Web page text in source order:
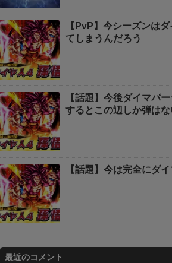
【PvP】今シーズンは
てしまうんだろう
【話題】今後ダイマパ
するとこの辺しか弾はな
【話題】今は完全にダ
最近のコメント